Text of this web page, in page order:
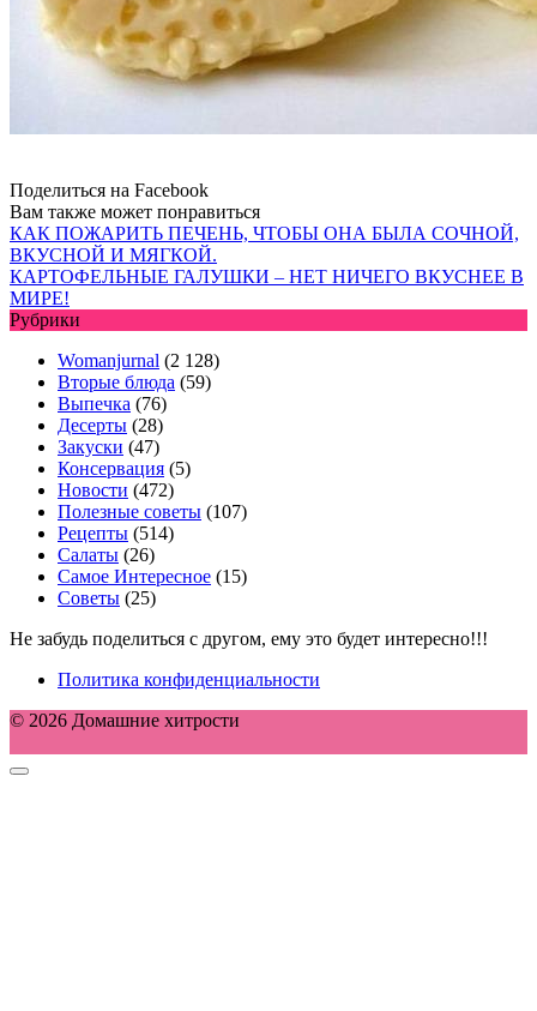
Поделиться на Facebook
Вам также может понравиться
КАК ПОЖАРИТЬ ПЕЧЕНЬ, ЧТОБЫ ОНА БЫЛА СОЧНОЙ,
ВКУСНОЙ И МЯГКОЙ.
КАРТОФЕЛЬНЫЕ ГАЛУШКИ – НЕТ НИЧЕГО ВКУСНЕЕ В
МИРЕ!
Рубрики
Womanjurnal (2 128)
Вторые блюда (59)
Выпечка (76)
Десерты (28)
Закуски (47)
Консервация (5)
Новости (472)
Полезные советы (107)
Рецепты (514)
Салаты (26)
Самое Интересное (15)
Советы (25)
Не забудь поделиться с другом, ему это будет интересно!!!
Политика конфиденциальности
© 2026 Домашние хитрости